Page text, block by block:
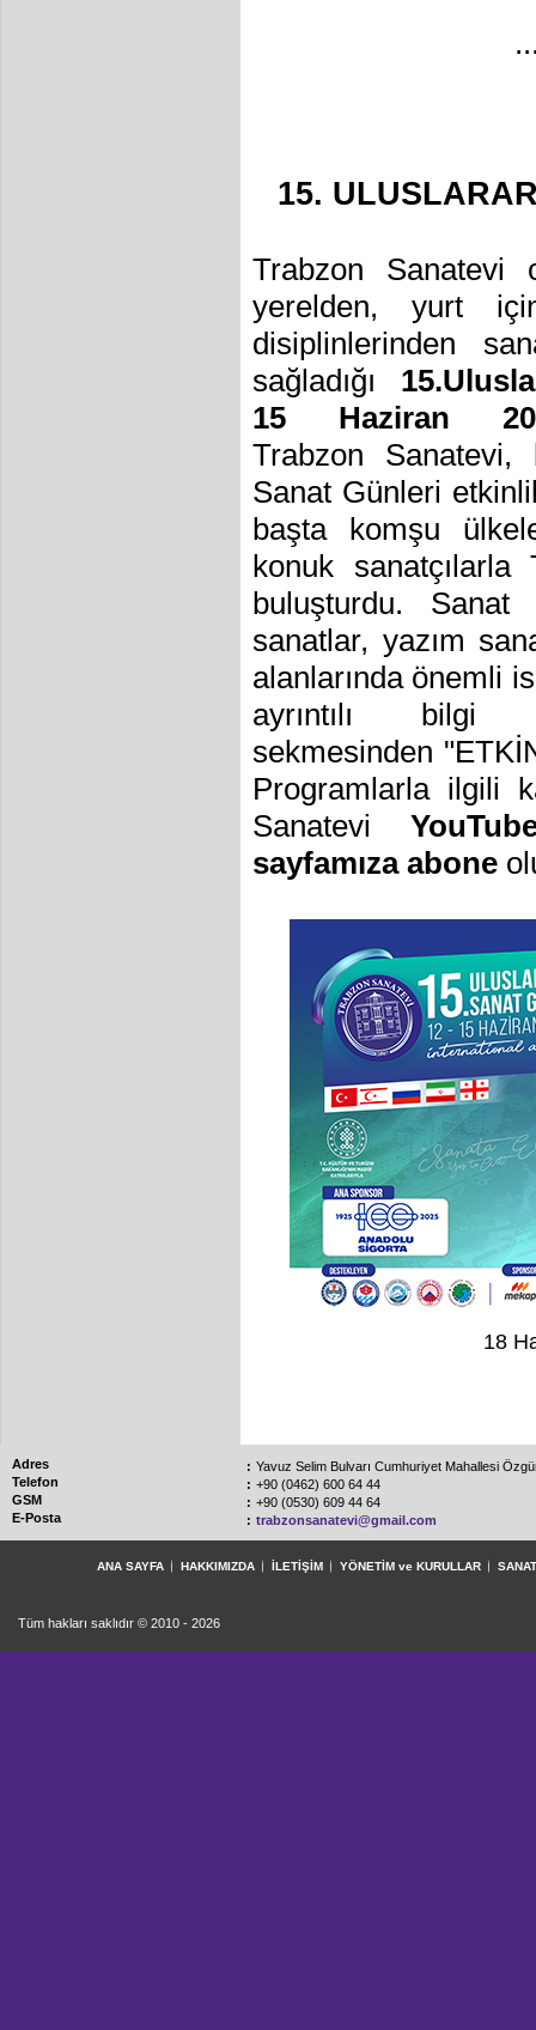
15.
Trabzon Sanatevi
yerelden, yurt
disiplinlerinden
sağladığı
15Haziran
Trabzon Sanatevi,
Sanat Günleri
başta komşu
konuk sanatçılarla
buluşturdu. Sanat
sanatlar, yazım
alanlarında önemli
ayrıntılı
sekmesinden
Programlarla ilgili
Sanatevi
sayfamıza abone
18
Adres : Yavuz Selim Bulvarı Cumhuriyet Mahallesi
Telefon
: +90 (0462) 600 64 44
GSM
: +90 (0530) 609 44 64
E-Posta
: trabzonsanatevi@gmail.com
ANA SAYFA HAKKIMIZDA İLETİŞİM YÖNETİM ve KURULLAR
Tüm hakları saklıdır © 2010 - 2026